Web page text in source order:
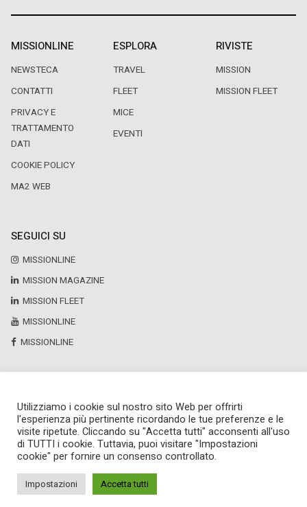
MISSIONLINE
NEWSTECA
CONTATTI
PRIVACY E
TRATTAMENTO
DATI
COOKIE POLICY
MA2 WEB
ESPLORA
TRAVEL
FLEET
MICE
EVENTI
RIVISTE
MISSION
MISSION FLEET
SEGUICI SU
MISSIONLINE
MISSION MAGAZINE
MISSION FLEET
MISSIONLINE
MISSIONLINE
Copyright © 2025 by Newsteca
P.Iva 13171520151
Newsteca S.r.l.
Via Larga, 6
Utilizziamo i cookie sul nostro sito Web per offrirti
l'esperienza più pertinente ricordando le tue preferenze e le
visite ripetute. Cliccando su "Accetta tutti" acconsenti all'uso
di TUTTI i cookie. Tuttavia, puoi visitare "Impostazioni
cookie" per fornire un consenso controllato.
Impostazioni Accetta tutti